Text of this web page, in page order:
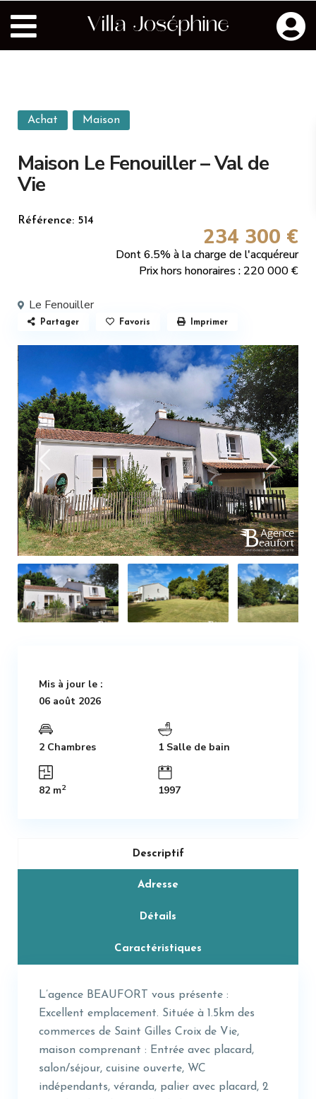
Achat Maison
Maison Le Fenouiller – Val de
Vie
Référence: 514
234 300 €
Dont 6.5% à la charge de l'acquéreur
Prix hors honoraires : 220 000 €
Le Fenouiller
Partager Favoris Imprimer
Mis à jour le :
06 août 2026
2 Chambres 1 Salle de bain
82 m2 1997
Descriptif
Adresse
Détails
Caractéristiques
L’agence BEAUFORT vous présente :
Excellent emplacement. Située à 1.5km des
commerces de Saint Gilles Croix de Vie,
maison comprenant : Entrée avec placard,
salon/séjour, cuisine ouverte, WC
indépendants, véranda, palier avec placard, 2